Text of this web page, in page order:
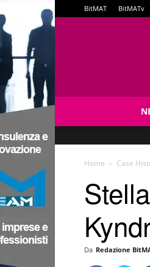
BitMAT BitMATv
Home Case
Da Redazione